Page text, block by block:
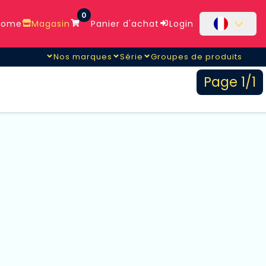
Magasin
0
Panier d'achat Login
Nos marques Série Groupes de produits
Page 1/1